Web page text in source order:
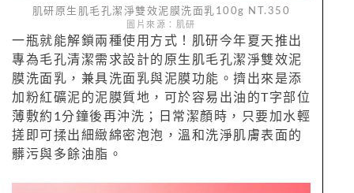
肌研原生肌毛孔潔淨雙效泥膜洗面乳100g NT.350
圖片來源：肌研
一瓶就能解鎖兩種使用方式！肌研今年夏天推出
專為毛孔清潔需求設計的原生肌毛孔潔淨雙效泥
膜洗面乳，兼具洗面乳與泥膜功能。擠出來是添
加粉紅礦泥的泥膜質地，可於容易出油的T字部位
薄敷約1分鐘後再沖洗；日常潔顏時，只要加水輕
搓即可揉出細緻綿密泡泡，溫和洗淨肌膚表面的
髒污與多餘油脂。